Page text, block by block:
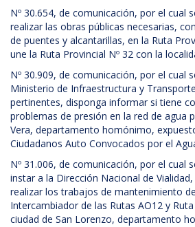
Nº 30.654, de comunicación, por el cual
realizar las obras públicas necesarias,
de puentes y alcantarillas, en la Ruta
une la Ruta Provincial Nº 32 con la
Nº 30.909, de comunicación, por el cual
Ministerio de Infraestructura y
pertinentes, disponga informar si tiene
problemas de presión en la red de agua
Vera, departamento homónimo,
Ciudadanos Auto Convocados por el
Nº 31.006, de comunicación, por el cual
instar a la Dirección Nacional de
realizar los trabajos de mantenimiento
Intercambiador de las Rutas AO12 y
ciudad de San Lorenzo, departamento